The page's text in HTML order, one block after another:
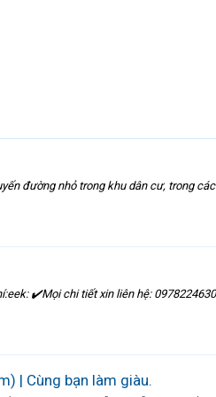
đường nhỏ trong khu dân cư, trong
✔️Mọi chi tiết xin liên hệ:
| Cùng bạn làm giàu.